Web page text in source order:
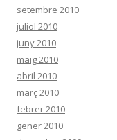
setembre 2010
juliol 2010
juny 2010
maig 2010
abril 2010
març 2010
febrer 2010
gener 2010